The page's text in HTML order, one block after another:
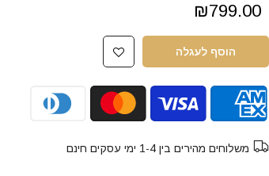
₪799.00
הוסף לעגלה
משלוחים מהירים בין 1-4 ימי עסקים חינם